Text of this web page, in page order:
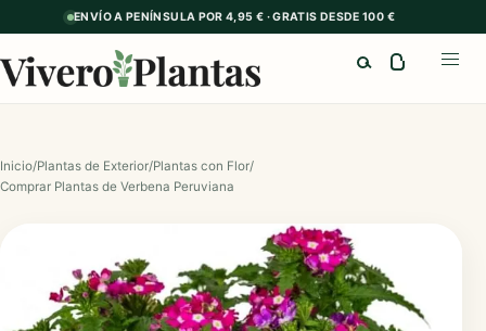
ENVÍO A PENÍNSULA POR 4,95 € · GRATIS DESDE 100 €
Inicio/Plantas de Exterior/Plantas con Flor/
Comprar Plantas de Verbena Peruviana